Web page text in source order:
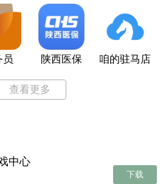
员 陕西医保 咱的驻马店
查看更多
中心
下载